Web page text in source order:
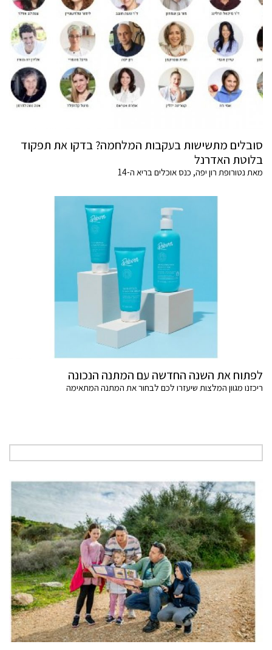
סובלים מתשישות בעקבות המלחמה? בדקו את תפקוד
בלוטת האדרנל
מאת נטורופת רון יפה, כנס אוכלים בריא ה-14
לפתוח את השנה החדשה עם המתנה הנכונה
ריכזנו מגוון המלצות שיעזרו לכם לבחור את המתנה המתאימה